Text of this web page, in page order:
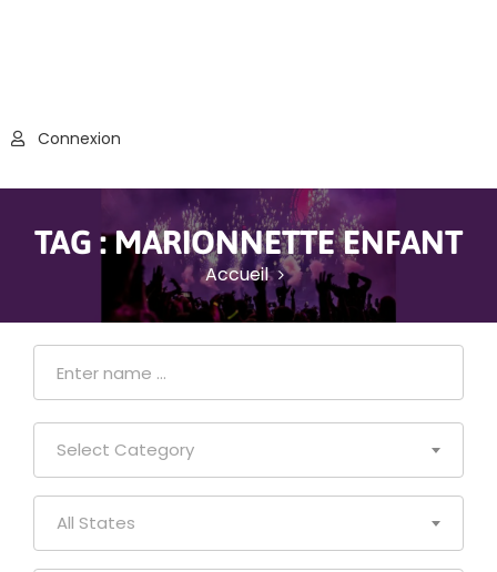
Connexion
TAG :MARIONNETTE ENFANT
Accueil
Select Category
All States